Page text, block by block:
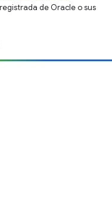
de Oracle o sus